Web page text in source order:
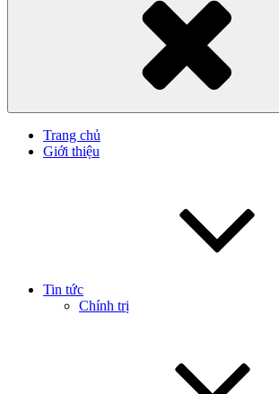
Trang chủ
Giới thiệu
Tin tức
Chính trị